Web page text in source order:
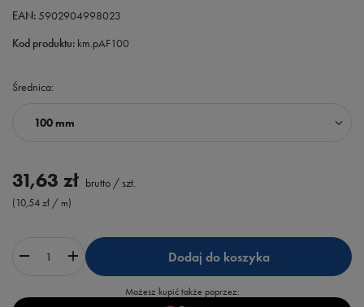
EAN:5902904998023
Kod produktu: km.pAF100
Średnica
100 mm
31,63 zł brutto / szt.
(10,54 zł / m)
Dodaj do koszyka
Możesz kupić także poprzez: